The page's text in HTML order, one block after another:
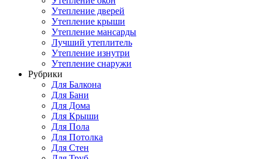
Утепление дверей
Утепление крыши
Утепление мансарды
Лучший утеплитель
Утепление изнутри
Утепление снаружи
Рубрики
Для Балкона
Для Бани
Для Дома
Для Крыши
Для Пола
Для Потолка
Для Стен